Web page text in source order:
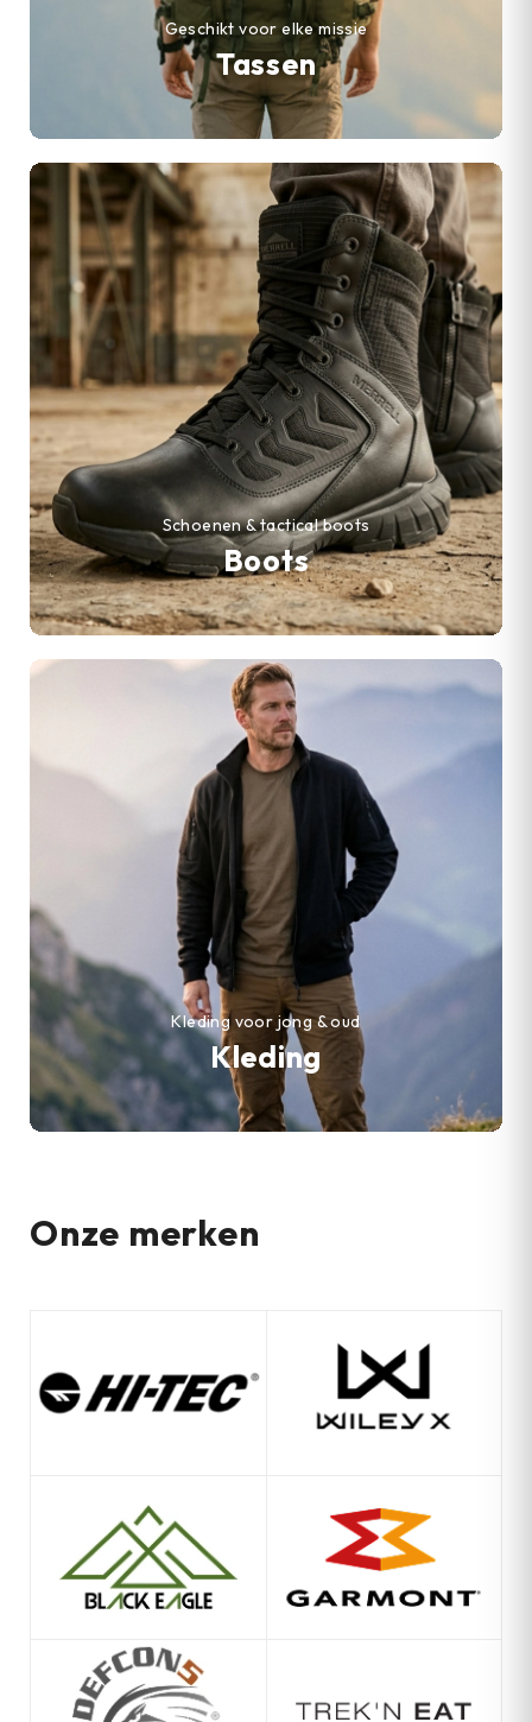
Tassen
Geschikt voor elke missie
Boots
Schoenen & tactical boots
Kleding
Kleding voor jong & oud
Onze merken